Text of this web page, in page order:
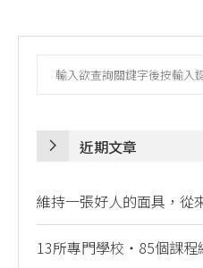
近期文章
維持一張好人的面具，從
13所專門學校・85個課程